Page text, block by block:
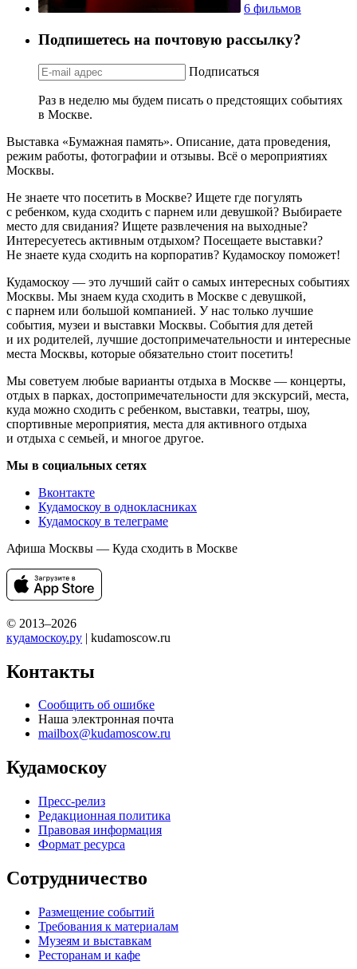
6 фильмов
Подпишетесь на почтовую рассылку?
Подписаться
Раз в неделю мы будем писать о предстоящих событиях
в Москве.
Выставка «Бумажная память». Описание, дата проведения,
режим работы, фотографии и отзывы. Всё о мероприятиях
Москвы.
Не знаете что посетить в Москве? Ищете где погулять
с ребенком, куда сходить с парнем или девушкой? Выбираете
место для свидания? Ищете развлечения на выходные?
Интересуетесь активным отдыхом? Посещаете выставки?
Не знаете куда сходить на корпоратив? Кудамоскоу поможет!
Кудамоскоу — это лучший сайт о самых интересных событиях
Москвы. Мы знаем куда сходить в Москве с девушкой,
с парнем или большой компанией. У нас только лучшие
события, музеи и выставки Москвы. События для детей
и их родителей, лучшие достопримечательности и интересные
места Москвы, которые обязательно стоит посетить!
Мы советуем любые варианты отдыха в Москве — концерты,
отдых в парках, достопримечательности для экскурсий, места,
куда можно сходить с ребенком, выставки, театры, шоу,
спортивные мероприятия, места для активного отдыха
и отдыха с семьей, и многое другое.
Мы в социальных сетях
Вконтакте
Кудамоскоу в однокласниках
Кудамоскоу в телеграме
Афиша Москвы — Куда сходить в Москве
© 2013–2026
кудамоскоу.ру | kudamoscow.ru
Контакты
Сообщить об ошибке
Наша электронная почта
mailbox@kudamoscow.ru
Кудамоскоу
Пресс-релиз
Редакционная политика
Правовая информация
Формат ресурса
Сотрудничество
Размещение событий
Требования к материалам
Музеям и выставкам
Ресторанам и кафе